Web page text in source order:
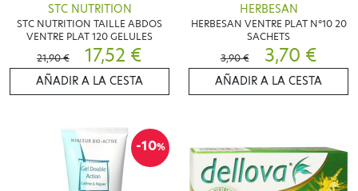
STC NUTRITION
STC NUTRITION TAILLE ABDOS
VENTRE PLAT 120 GELULES
21,90 €
17,52 €
AÑADIR A LA CESTA
HERBESAN
HERBESAN VENTRE PLAT N°10 20
SACHETS
3,90 €
3,70 €
AÑADIR A LA CESTA
-10%